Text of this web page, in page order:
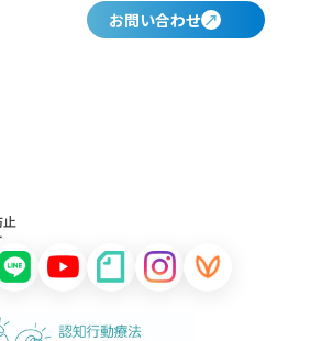
お問い合わせ